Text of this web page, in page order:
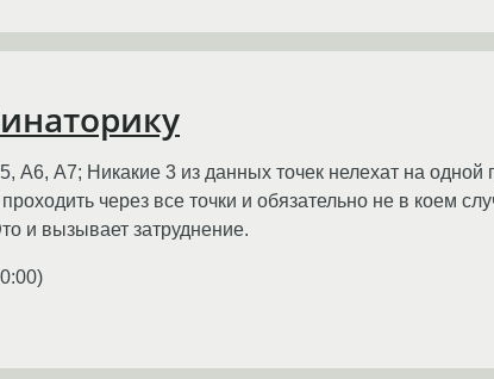
А6, А7; Никакие 3 из данных точек нелехат на одной
через все точки и обязательно не в коем
и вызывает затруднение.
)